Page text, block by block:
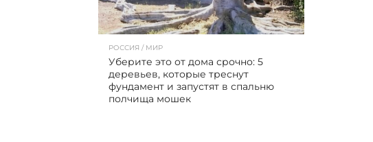
РОССИЯ / МИР
Уберите это от дома срочно: 5
деревьев, которые треснут
фундамент и запустят в спальню
полчища мошек